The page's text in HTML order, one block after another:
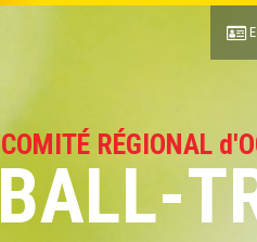
COMITÉ RÉGIONAL
BALL-